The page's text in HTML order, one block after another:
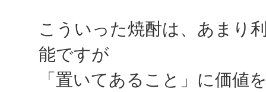
こういった焼酎は、あまり
能ですが
「置いてあること」に価値